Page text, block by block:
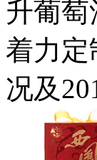
升葡
着力定
况及